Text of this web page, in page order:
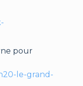
pour
le-grand-